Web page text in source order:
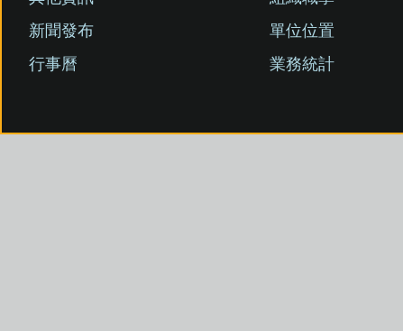
新聞發布
行事曆
單位位置
業務統計